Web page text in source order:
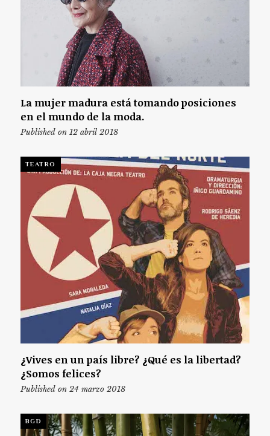
La mujer madura está tomando posiciones
en el mundo de la moda.
Published on 12 abril 2018
TEATRO
¿Vives en un país libre? ¿Qué es la libertad?
¿Somos felices?
Published on 24 marzo 2018
BGD